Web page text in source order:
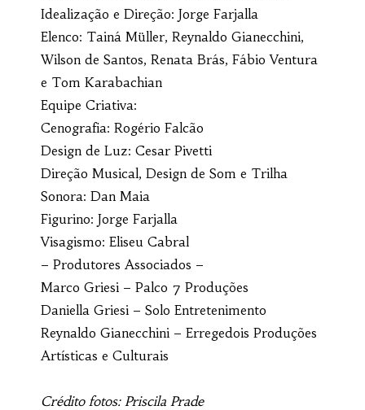
Idealização e Direção: Jorge Farjalla
Elenco: Tainá Müller, Reynaldo Gianecchini,
Wilson de Santos, Renata Brás, Fábio Ventura
e Tom Karabachian
Equipe Criativa:
Cenografia: Rogério Falcão
Design de Luz: Cesar Pivetti
Direção Musical, Design de Som e Trilha
Sonora: Dan Maia
Figurino: Jorge Farjalla
Visagismo: Eliseu Cabral
– Produtores Associados –
Marco Griesi – Palco 7 Produções
Daniella Griesi – Solo Entretenimento
Reynaldo Gianecchini – Erregedois Produções
Artísticas e Culturais
Crédito fotos: Priscila Prade